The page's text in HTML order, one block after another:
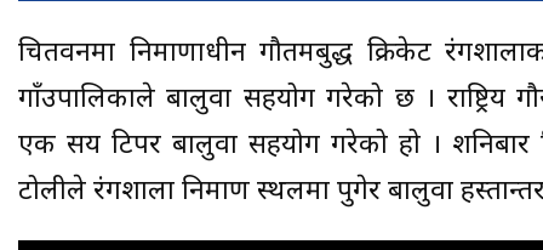
चितवनमा निर्माणाधीन गौतमबुद्ध क्रिकेट
गाँउपालिकाले बालुवा सहयोग गरेको छ ।
एक सय टिपर बालुवा सहयोग गरेको हो । शनिबार
टोलीले रंगशाला निमार्ण स्थलमा पुगेर बालुवा